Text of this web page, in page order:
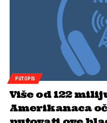
PUTOPIS
Više od 122
Amerikanaca